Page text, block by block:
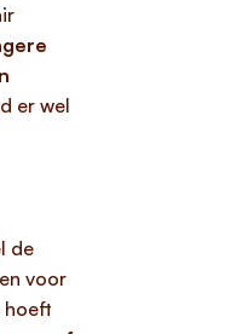
er wel
de
voor
hoeft